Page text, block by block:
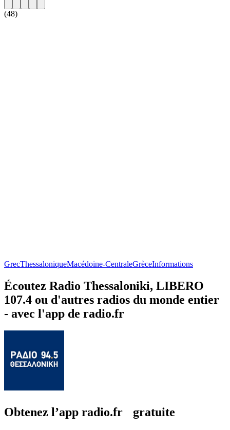
(48)
GrecThessaloniqueMacédoine-CentraleGrèceInformations
Écoutez Radio Thessaloniki, LIBERO
107.4 ou d'autres radios du monde entier
- avec l'app de radio.fr
Obtenez l’app radio.fr gratuite